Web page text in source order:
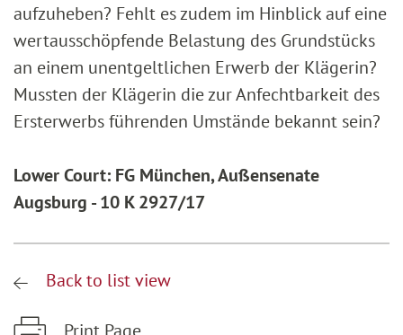
aufzuheben? Fehlt es zudem im Hinblick auf eine
wertausschöpfende Belastung des Grundstücks
an einem unentgeltlichen Erwerb der Klägerin?
Mussten der Klägerin die zur Anfechtbarkeit des
Ersterwerbs führenden Umstände bekannt sein?
Lower Court: FG München, Außensenate
Augsburg - 10 K 2927/17
Back to list view